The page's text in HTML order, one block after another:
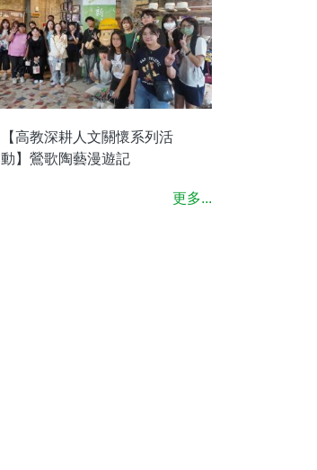
【高教深耕人文關懷系列活
動】鶯歌陶藝漫遊記
更多...